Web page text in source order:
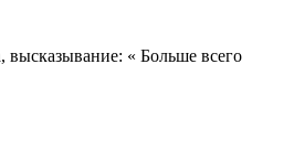
« Больше всего